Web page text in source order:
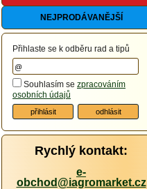
NEJPRODÁVANĚJŠÍ
Přihlaste se k odběru rad a tipů
Souhlasím se zpracováním
osobních údajů
Rychlý kontakt:
e-
obchod@iagromarket.cz